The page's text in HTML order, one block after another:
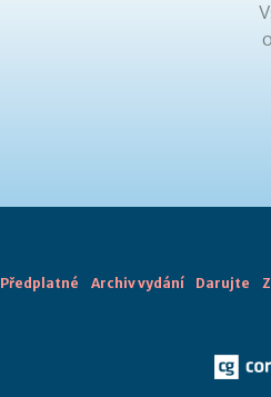
Předplatné Archiv vydání Darujte